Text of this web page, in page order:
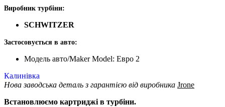
Виробник турбіни:
SCHWITZER
Застосовується в авто:
Модель авто/Maker Model: Евро 2
Калинівка
Нова заводська деталь з гарантією від виробника Jrone
Встановлюємо картриджі в турбіни.